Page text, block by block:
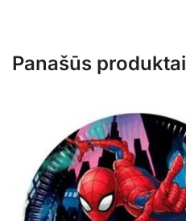
Panašūs produktai